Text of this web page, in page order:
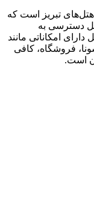
از بهترین هتل‌های تبریز است که
هتل دسترسی به
امکاناتی مانند
فروشگاه، کافی
است.